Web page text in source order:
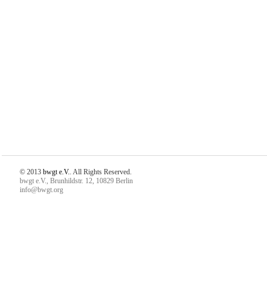
© 2013 bwgt e.V.. All Rights Reserved.
bwgt e.V., Brunhildstr. 12, 10829 Berlin
info@bwgt.org